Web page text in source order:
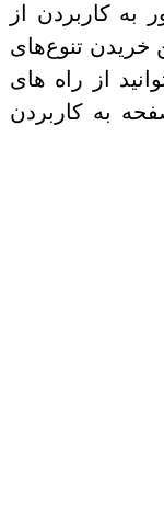
به کاربردن از
خریدن تنوع‌های
از راه های
به کاربردن